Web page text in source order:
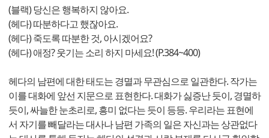
(블랙) 당신은 행복하지 않아요.
(헤다) 따분하다고 했잖아요.
(헤다) 죽도록 따분한 것, 아시겠어요?
(헤다) 애정? 웃기는 소리 하지 마세요! (P.384~400)
헤다의 남편에 대한 태도는 경멸과 무관심으로 일관한다. 작가는
이를 대화에 앞선 지문으로 표현한다. 대화가 싫증난 듯이, 경멸하
듯이, 싸늘한 눈초리로, 흥미 없다는 듯이 등등. 우리라는 표현에
서 자기를 빼달라는 대사나 남편 가족의 일은 자신과는 상관없다